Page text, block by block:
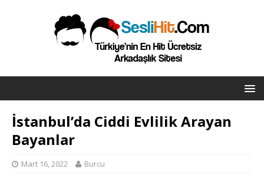
İstanbul’da Ciddi Evlilik Arayan
Bayanlar
Mart 16, 2022 Burcu